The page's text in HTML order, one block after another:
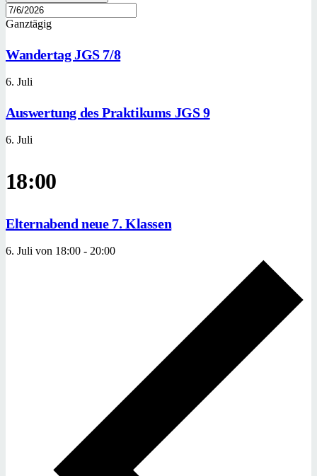
Ganztägig
Wandertag JGS 7/8
6. Juli
Auswertung des Praktikums JGS 9
6. Juli
18:00
Elternabend neue 7. Klassen
6. Juli von 18:00 - 20:00